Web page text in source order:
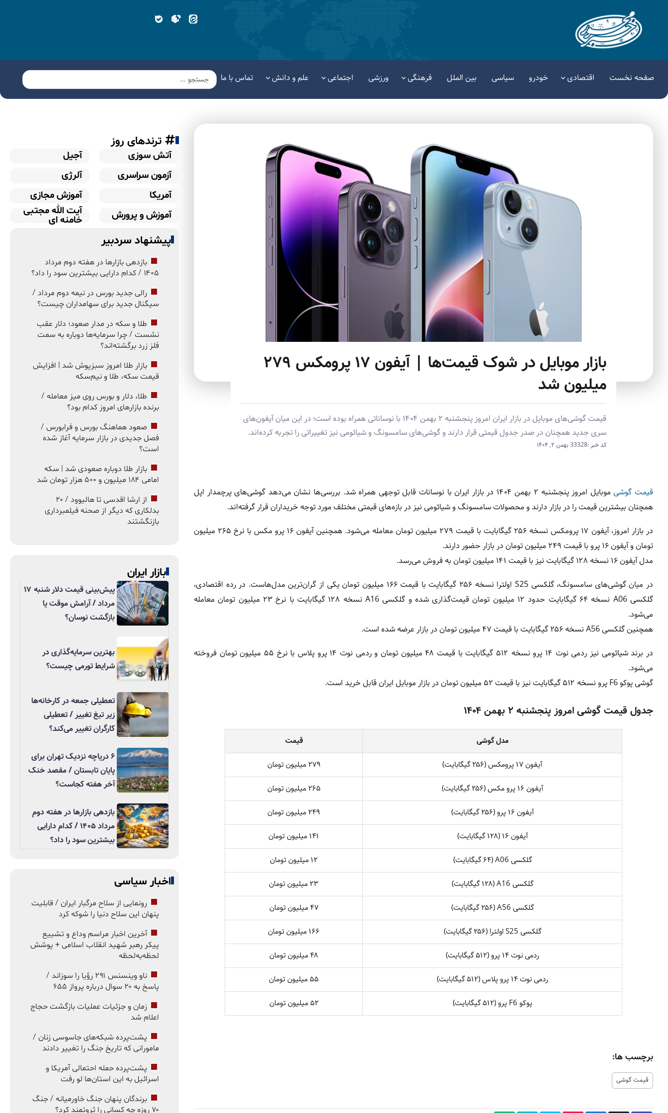
صفحه نخست اقتصادی خودرو سیاسی بین الملل فرهنگی ورزشی اجتماعی علم و دانش تماس با ما
بازار موبایل در شوک قیمت‌ها | آیفون ۱۷ پرومکس ۲۷۹
میلیون شد
قیمت گوشی‌های موبایل در بازار ایران امروز پنجشنبه ۲ بهمن ۱۴۰۴ با نوساناتی همراه بوده است؛ در این میان آیفون‌های
سری جدید همچنان در صدر جدول قیمتی قرار دارند و گوشی‌های سامسونگ و شیائومی نیز تغییراتی را تجربه کرده‌اند.
کد خبر :33328 بهمن ۲, ۱۴۰۴
قیمت گوشی
موبایل امروز پنجشنبه ۲ بهمن ۱۴۰۴ در بازار ایران با نوسانات قابل توجهی همراه شد. بررسی‌ها نشان می‌دهد گوشی‌های پرچمدار اپل
همچنان بیشترین قیمت را در بازار دارند و محصولات سامسونگ و شیائومی نیز در بازه‌های قیمتی مختلف مورد توجه خریداران قرار گرفته‌اند.
در بازار امروز، آیفون ۱۷ پرومکس نسخه ۲۵۶ گیگابایت با قیمت ۲۷۹ میلیون تومان معامله می‌شود. همچنین آیفون ۱۶ پرو مکس با نرخ ۲۶۵ میلیون
تومان و آیفون ۱۶ پرو با قیمت ۲۴۹ میلیون تومان در بازار حضور دارند.
مدل آیفون ۱۶ نسخه ۱۲۸ گیگابایت نیز با قیمت ۱۴۱ میلیون تومان به فروش می‌رسد.
در میان گوشی‌های سامسونگ، گلکسی S25 اولترا نسخه ۲۵۶ گیگابایت با قیمت ۱۶۶ میلیون تومان یکی از گران‌ترین مدل‌هاست. در رده اقتصادی،
گلکسی A06 نسخه ۶۴ گیگابایت حدود ۱۲ میلیون تومان قیمت‌گذاری شده و گلکسی A16 نسخه ۱۲۸ گیگابایت با نرخ ۲۳ میلیون تومان معامله
می‌شود.
همچنین گلکسی A56 نسخه ۲۵۶ گیگابایت با قیمت ۴۷ میلیون تومان در بازار عرضه شده است.
در برند شیائومی نیز ردمی نوت ۱۴ پرو نسخه ۵۱۲ گیگابایت با قیمت ۴۸ میلیون تومان و ردمی نوت ۱۴ پرو پلاس با نرخ ۵۵ میلیون تومان فروخته
می‌شود.
گوشی پوکو F6 پرو نسخه ۵۱۲ گیگابایت نیز با قیمت ۵۲ میلیون تومان در بازار موبایل ایران قابل خرید است.
جدول قیمت گوشی امروز پنجشنبه ۲ بهمن ۱۴۰۴
مدل گوشی
قیمت
آیفون ۱۷ پرومکس (۲۵۶ گیگابایت)
۲۷۹ میلیون تومان
آیفون ۱۶ پرو مکس (۲۵۶ گیگابایت)
۲۶۵ میلیون تومان
آیفون ۱۶ پرو (۲۵۶ گیگابایت)
۲۴۹ میلیون تومان
آیفون ۱۶ (۱۲۸ گیگابایت)
۱۴۱ میلیون تومان
گلکسی A06 (۶۴ گیگابایت)
۱۲ میلیون تومان
گلکسی A16 (۱۲۸ گیگابایت)
۲۳ میلیون تومان
گلکسی A56 (۲۵۶ گیگابایت)
۴۷ میلیون تومان
گلکسی S25 اولترا (۲۵۶ گیگابایت)
۱۶۶ میلیون تومان
ردمی نوت ۱۴ پرو (۵۱۲ گیگابایت)
۴۸ میلیون تومان
ردمی نوت ۱۴ پرو پلاس (۵۱۲ گیگابایت)
۵۵ میلیون تومان
پوکو F6 پرو (۵۱۲ گیگابایت)
۵۲ میلیون تومان
برچسب ها:
قیمت گوشی
ترندهای روز
آتش سوزی
آجیل
آزمون سراسری
آلرژی
آمریکا
آموزش مجازی
آموزش و پرورش
آیت الله مجتبی
خامنه ای
پیشنهاد سردبیر
بازدهی بازارها در هفته دوم مرداد
۱۴۰۵ / کدام دارایی بیشترین سود را داد؟
رالی جدید بورس در نیمه دوم مرداد /
سیگنال جدید برای سهامداران چیست؟
طلا و سکه در مدار صعود؛ دلار عقب
نشست / چرا سرمایه‌ها دوباره به سمت
فلز زرد برگشته‌اند؟
بازار طلا امروز سبزپوش شد | افزایش
قیمت سکه، طلا و نیم‌سکه
طلا، دلار و بورس روی میز معامله /
برنده بازارهای امروز کدام بود؟
صعود هماهنگ بورس و فرابورس /
فصل جدیدی در بازار سرمایه آغاز شده
است؟
بازار طلا دوباره صعودی شد | سکه
امامی ۱۸۴ میلیون و ۵۰۰ هزار تومان شد
از ارشا اقدسی تا هالیوود / ۲۰
بدلکاری که دیگر از صحنه فیلمبرداری
بازنگشتند
بازار ایران
پیش‌بینی قیمت دلار شنبه ۱۷
مرداد / آرامش موقت یا
بازگشت نوسان؟
بهترین سرمایه‌گذاری در
شرایط تورمی چیست؟
تعطیلی جمعه در کارخانه‌ها
زیر تیغ تغییر / تعطیلی
کارگران تغییر می‌کند؟
۶ دریاچه نزدیک تهران برای
پایان تابستان / مقصد خنک
آخر هفته کجاست؟
بازدهی بازارها در هفته دوم
مرداد ۱۴۰۵ / کدام دارایی
بیشترین سود را داد؟
اخبار سیاسی
رونمایی از سلاح مرگبار ایران / قابلیت
پنهان این سلاح دنیا را شوکه کرد
آخرین اخبار مراسم وداع و تشییع
پیکر رهبر شهید انقلاب اسلامی + پوشش
لحظه‌به‌لحظه
ناو وینسنس ۲۹۱ رؤیا را سوزاند /
پاسخ به ۲۰ سوال درباره پرواز ۶۵۵
زمان و جزئیات عملیات بازگشت حجاج
اعلام شد
پشت‌پرده شبکه‌های جاسوسی زنان /
مامورانی که تاریخ جنگ را تغییر دادند
پشت‌پرده حمله احتمالی آمریکا و
اسرائیل به این استان‌ها لو رفت
برندگان پنهان جنگ خاورمیانه / جنگ
۷۰ روزه چه کسانی را ثروتمند کرد؟